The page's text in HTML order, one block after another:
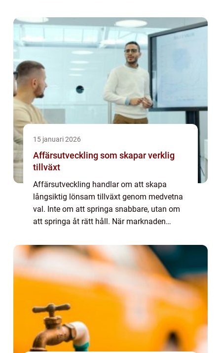
15 januari 2026
Affärsutveckling som skapar verklig
tillväxt
Affärsutveckling handlar om att skapa
långsiktig lönsam tillväxt genom medvetna
val. Inte om att springa snabbare, utan om
att springa åt rätt håll. När marknaden